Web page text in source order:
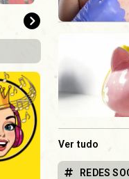
Ver tudo
REDES